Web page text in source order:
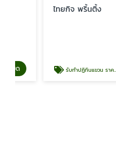
ไทยกิจ พริ้นติ้ง
รับทำปฏิทินแขวน ราคาถูก